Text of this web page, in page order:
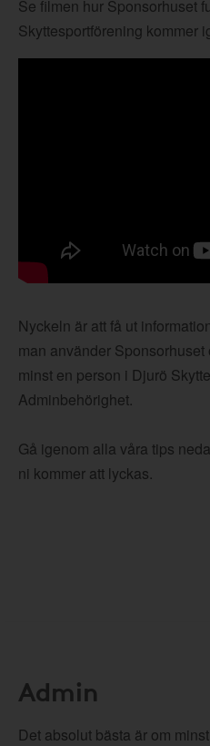
Se filmen hur Sponsorhuset
Skyttesportförening kommer
Nyckeln är att få ut
man använder
minst en person i Djurö
Adminbehörighet.
Gå igenom alla våra tips
ni kommer att lyckas.
Admin
Det absolut bästa är om